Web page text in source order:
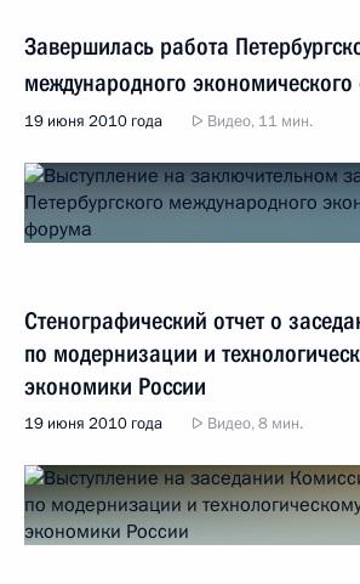
Завершилась работа
международного
19 июня 2010 года Видео, 11 мин.
Стенографический отчет о
по модернизации и
экономики России
19 июня 2010 года Видео, 8 мин.